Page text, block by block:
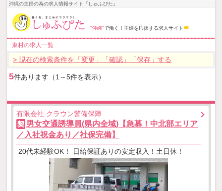
沖縄の主婦の為の求人情報サイト『しゅふぴた』
"沖縄"で働く！主婦を応援する求人サイト
東村の求人一覧
> 現在の検索条件を「変更」「確認」「保存」する
5件あります（1～5件を表示）
有限会社 クラウン警備保障
契 男女交通誘導員(県内全域)【急募！中北部エリア
／入社祝金あり／社保完備】
20代未経験OK！ 日給保証ありの安定収入！土日休！